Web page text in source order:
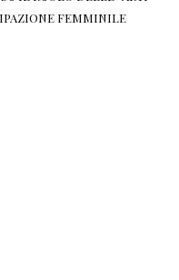
FEMMINILE